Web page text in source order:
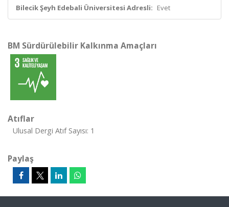
Bilecik Şeyh Edebali Üniversitesi Adresli: Evet
BM Sürdürülebilir Kalkınma Amaçları
Atıflar
Ulusal Dergi Atıf Sayısı: 1
Paylaş